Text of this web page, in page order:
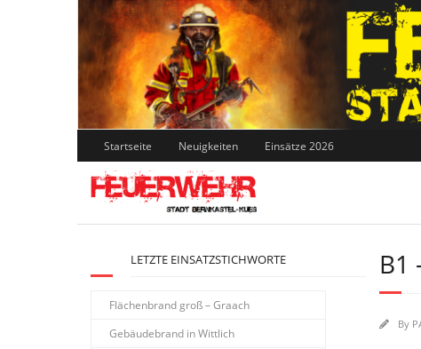
Skip
to
content
Startseite Neuigkeiten Einsätze 2026
B1
By
LETZTE EINSATZSTICHWORTE
Flächenbrand groß – Graach
Gebäudebrand in Wittlich